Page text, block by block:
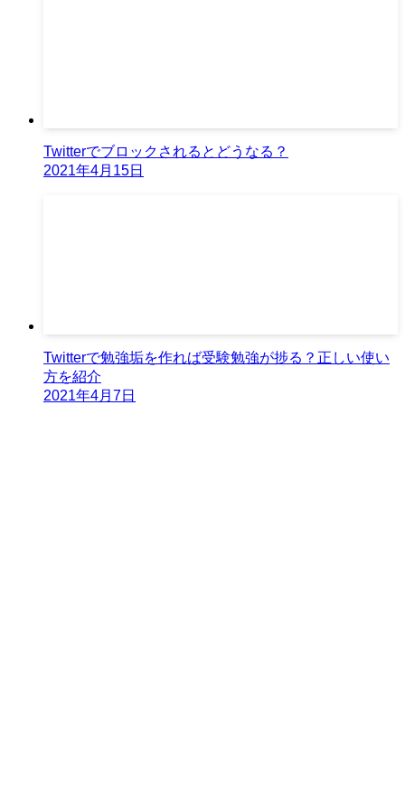
Twitterでブロックされるとどうなる？
2021年4月15日
Twitterで勉強垢を作れば受験勉強が捗る？正しい使い
方を紹介
2021年4月7日